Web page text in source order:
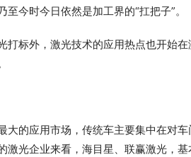
今时今日依然是加工界的“扛把子”。
打标外，激光技术的应用热点也开始
大的应用市场，传统车主要集中在对
激光企业来看，海目星、联赢激光，